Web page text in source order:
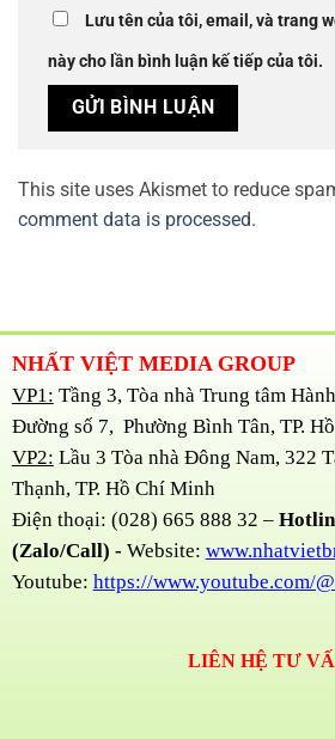
Lưu tên của tôi, email, và trang
này cho lần bình luận kế tiếp của tôi.
This site uses Akismet to reduce
comment data is processed.
NHẤT VIỆT MEDIA GROUP
VP1: Tầng 3, Tòa nhà Trung tâm
Đường số 7, Phường Bình Tân, TP.
VP2: Lầu 3 Tòa nhà Đông Nam, 322
Thạnh, TP. Hồ Chí Minh
Điện thoại: (028) 665 888 32 –
(Zalo/Call) - Website:
Youtube: https://www.youtube.com/
LIÊN HỆ TƯ